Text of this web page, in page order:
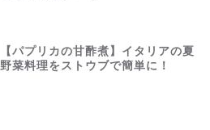
【パプリカの甘酢煮】イタリアの夏
野菜料理をストウブで簡単に！